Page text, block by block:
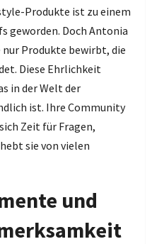
Produkte ist zu einem
geworden. Doch Antonia
Produkte bewirbt, die
Diese Ehrlichkeit
in der Welt der
ist. Ihre Community
Zeit für Fragen,
sie von vielen
und